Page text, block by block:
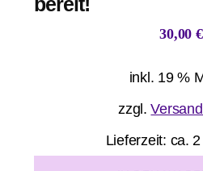
30,00 €
inkl. 19 %
zzgl.
Lieferzeit: ca.